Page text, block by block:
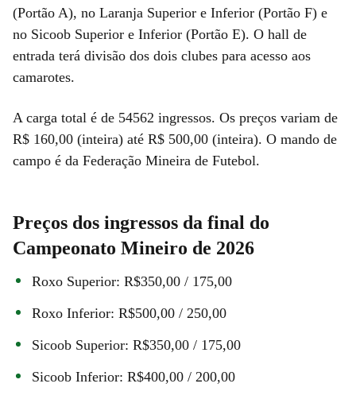
(Portão A), no Laranja Superior e Inferior (Portão F) e
no Sicoob Superior e Inferior (Portão E). O hall de
entrada terá divisão dos dois clubes para acesso aos
camarotes.
A carga total é de 54562 ingressos. Os preços variam de
R$ 160,00 (inteira) até R$ 500,00 (inteira). O mando de
campo é da Federação Mineira de Futebol.
Preços dos ingressos da final do
Campeonato Mineiro de 2026
Roxo Superior: R$350,00 / 175,00
Roxo Inferior: R$500,00 / 250,00
Sicoob Superior: R$350,00 / 175,00
Sicoob Inferior: R$400,00 / 200,00